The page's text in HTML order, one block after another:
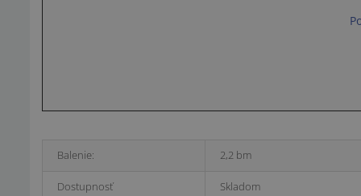
Balenie: 2,2 bm
Dostupnosť Skladom